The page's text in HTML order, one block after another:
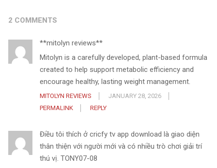
2 COMMENTS
**mitolyn reviews**
Mitolyn is a carefully developed, plant-based formula
created to help support metabolic efficiency and
encourage healthy, lasting weight management.
MITOLYN REVIEWS
JANUARY 28, 2026
PERMALINK
REPLY
Điều tôi thích ở cricfy tv app download là giao diện
thân thiện với người mới và có nhiều trò chơi giải trí
thú vị. TONY07-08